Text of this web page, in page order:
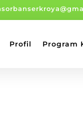
Profil Program